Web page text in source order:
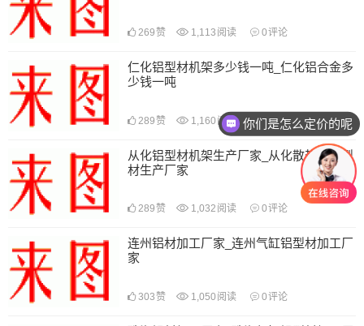
269 赞 1,113 阅读 0评论
仁化铝型材机架多少钱一吨_仁化铝合金多
少钱一吨
289 赞 1,160 阅读 0 评论
从化铝型材机架生产厂家_从化散热器铝型
材生产厂家
289 赞 1,032 阅读 0评论
连州铝材加工厂家_连州气缸铝型材加工厂
家
303 赞 1,050 阅读 0评论
你们是怎么定价的呢